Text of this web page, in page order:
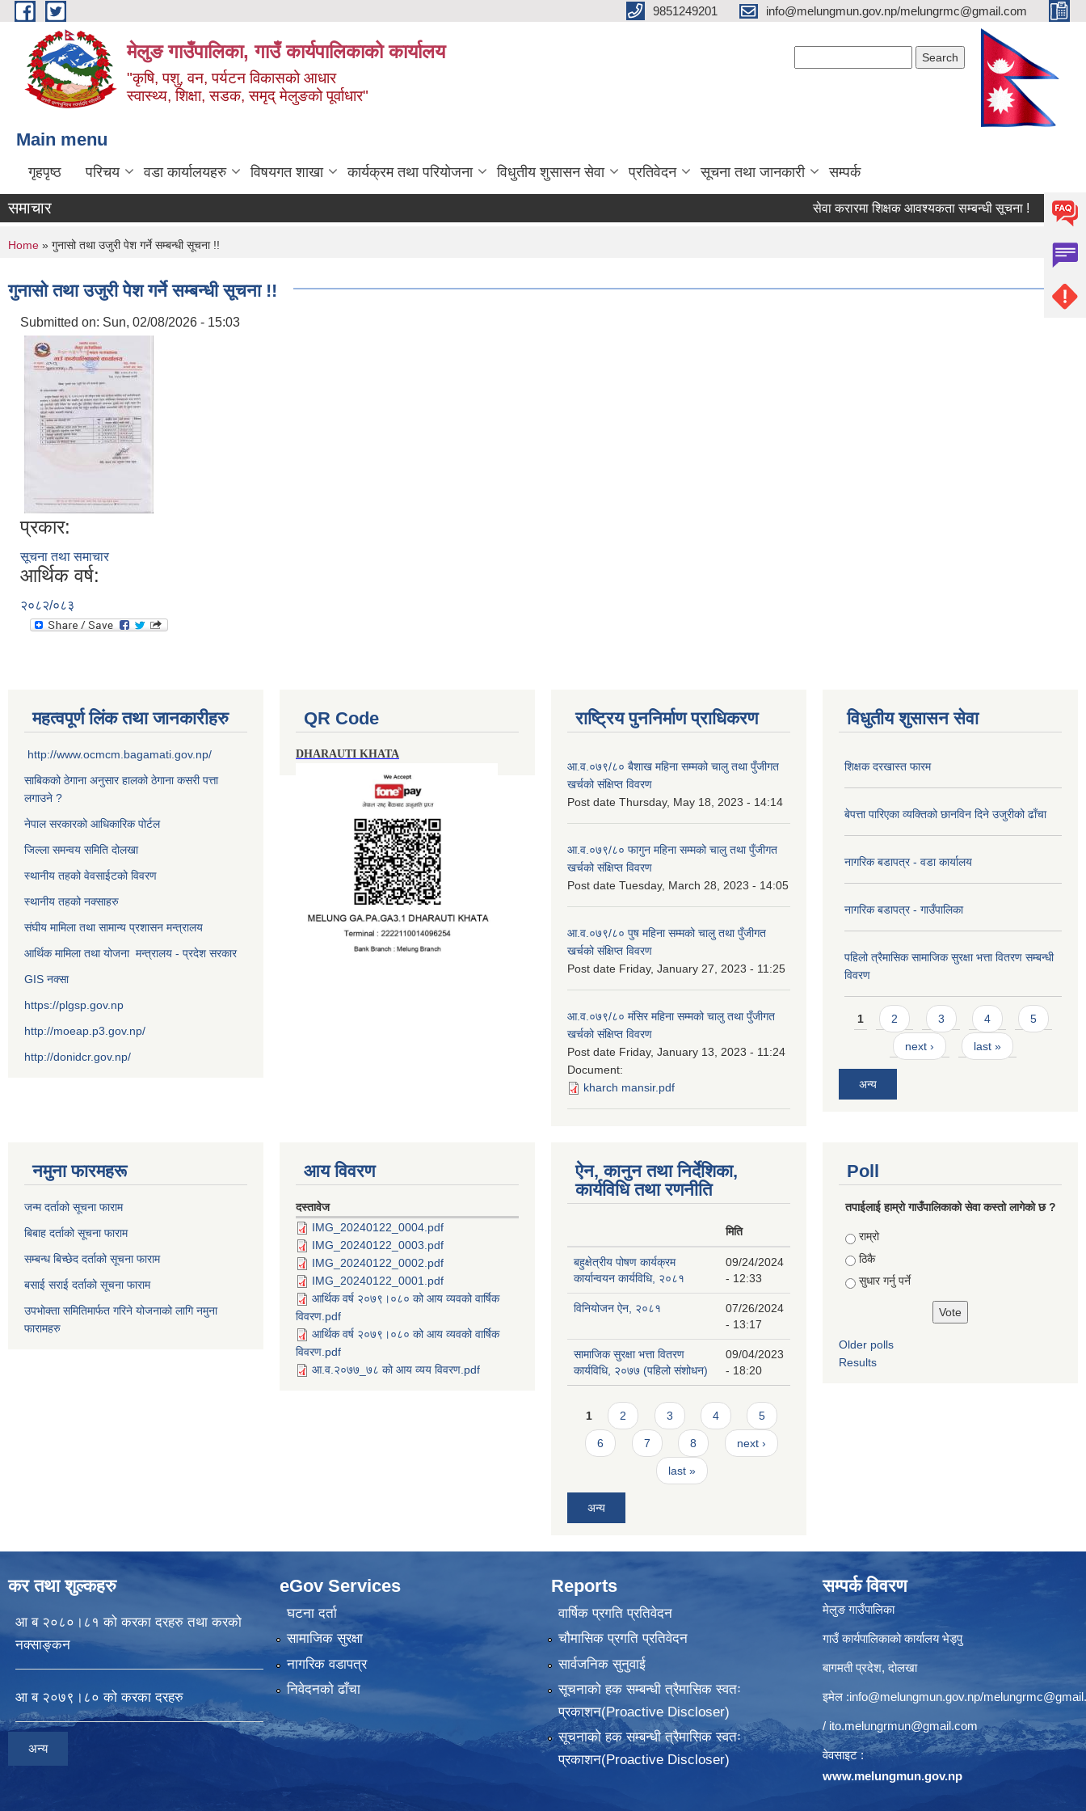
Skip to main content 9851249201 info@melungmun.gov.np/melungrmc@gmail.com
मेलुङ गाउँपालिका, गाउँ कार्यपालिकाको कार्यालय
"कृषि, पशु, वन, पर्यटन विकासको आधार
स्वास्थ्य, शिक्षा, सडक, समृद् मेलुङको पूर्वाधार"
Main menu
गृहपृष्ठ परिचय वडा कार्यालयहरु विषयगत शाखा कार्यक्रम तथा परियोजना विधुतीय शुसासन सेवा प्रतिवेदन सूचना तथा जानकारी सम्पर्क
समाचार सेवा करारमा शिक्षक आवश्‍यकता सम्बन्धी सूचना !
You are here
Home » गुनासो तथा उजुरी पेश गर्ने सम्बन्धी सूचना !!
गुनासो तथा उजुरी पेश गर्ने सम्बन्धी सूचना !!
Submitted on: Sun, 02/08/2026 - 15:03
प्रकार:
सूचना तथा समाचार
आर्थिक वर्ष:
२०८२/०८३
महत्वपूर्ण लिंक तथा जानकारीहरु
http://www.ocmcm.bagamati.gov.np/
साबिकको ठेगाना अनुसार हालको ठेगाना कसरी पत्ता
लगाउने ?
नेपाल सरकारको आधिकारिक पोर्टल
जिल्ला समन्वय समिति दोलखा
स्थानीय तहको वेवसाईटको विवरण
स्थानीय तहको नक्साहरु
संघीय मामिला तथा सामान्य प्रशासन मन्त्रालय
आर्थिक मामिला तथा योजना मन्त्रालय - प्रदेश सरकार
GIS नक्सा
https://plgsp.gov.np
http://moeap.p3.gov.np/
http://donidcr.gov.np/
QR Code
DHARAUTI KHATA
राष्ट्रिय पुननिर्माण प्राधिकरण
आ.व.०७९/८० बैशाख महिना सम्मको चालु तथा पुँजीगत
खर्चको संक्षिप्त विवरण
Post date Thursday, May 18, 2023 - 14:14
आ.व.०७९/८० फागुन महिना सम्मको चालु तथा पुँजीगत
खर्चको संक्षिप्त विवरण
Post date Tuesday, March 28, 2023 - 14:05
आ.व.०७९/८० पुष महिना सम्मको चालु तथा पुँजीगत
खर्चको संक्षिप्त विवरण
Post date Friday, January 27, 2023 - 11:25
आ.व.०७९/८० मंसिर महिना सम्मको चालु तथा पुँजीगत
खर्चको संक्षिप्त विवरण
Post date Friday, January 13, 2023 - 11:24
Document:
kharch mansir.pdf
विधुतीय शुसासन सेवा
शिक्षक दरखास्त फारम
बेपत्ता पारिएका व्यक्तिको छानविन दिने उजुरीको ढाँचा
नागरिक बडापत्र - वडा कार्यालय
नागरिक बडापत्र - गाउँपालिका
पहिलो त्रैमासिक सामाजिक सुरक्षा भत्ता वितरण सम्बन्धी
विवरण
Pages
1 2 3 4 5
next › last »
अन्य
नमुना फारमहरू
जन्म दर्ताको सूचना फाराम
बिबाह दर्ताको सूचना फाराम
सम्बन्ध बिच्छेद दर्ताको सूचना फाराम
बसाई सराई दर्ताको सूचना फाराम
उपभोक्ता समितिमार्फत गरिने योजनाको लागि नमुना
फारामहरु
आय विवरण
दस्तावेज
IMG_20240122_0004.pdf
IMG_20240122_0003.pdf
IMG_20240122_0002.pdf
IMG_20240122_0001.pdf
आर्थिक वर्ष २०७९।०८० को आय व्यवको वार्षिक
विवरण.pdf
आर्थिक वर्ष २०७९।०८० को आय व्यवको वार्षिक
विवरण.pdf
आ.व.२०७७_७८ को आय व्यय विवरण.pdf
ऐन, कानुन तथा निर्देशिका,
कार्यविधि तथा रणनीति
मिति
बहुक्षेत्रीय पोषण कार्यक्रम
कार्यान्वयन कार्यविधि, २०८१
09/24/2024
- 12:33
विनियोजन ऐन, २०८१
07/26/2024
- 13:17
सामाजिक सुरक्षा भत्ता वितरण
कार्यविधि, २०७७ (पहिलो संशोधन)
09/04/2023
- 18:20
Pages
1 2 3 4 5
6 7 8 next ›
last »
अन्य
Poll
तपाईलाई हाम्राे गाउँपालिकाको सेवा कस्तो लागेको छ ?
Choices
राम्रो
ठिकै
सुधार गर्नु पर्ने
Older polls
Results
कर तथा शुल्कहरु
आ ब २०८०।८१ को करका दरहरु तथा करको
नक्साङ्कन
आ ब २०७९।८० को करका दरहरु
अन्य
eGov Services
घटना दर्ता
सामाजिक सुरक्षा
नागरिक वडापत्र
निवेदनकाे ढाँचा
Reports
वार्षिक प्रगति प्रतिवेदन
चौमासिक प्रगति प्रतिवेदन
सार्वजनिक सुनुवाई
सूचनाको हक सम्बन्धी त्रैमासिक स्वतः
प्रकाशन(Proactive Discloser)
सूचनाको हक सम्बन्धी त्रैमासिक स्वतः
प्रकाशन(Proactive Discloser)
सम्पर्क विवरण
मेलुङ गाउँपालिका
गाउँ कार्यपालिकाको कार्यालय भेड्पु
बागमती प्रदेश, दाेलखा
इमेल :info@melungmun.gov.np/
/ ito.melungrmun@gmail.com
वेवसाइट :
www.melungmun.gov.np